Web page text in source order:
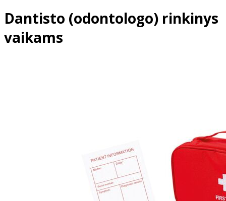
Dantisto (odontologo) rinkinys
vaikams